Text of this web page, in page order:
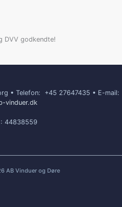
DVV godkendte!
• Telefon:
+45 27647435 • E-mail:
vinduer.dk
44838559
AB Vinduer og Døre